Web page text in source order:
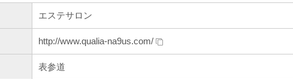
エステサロン
http://www.qualia-na9us.com/
表参道